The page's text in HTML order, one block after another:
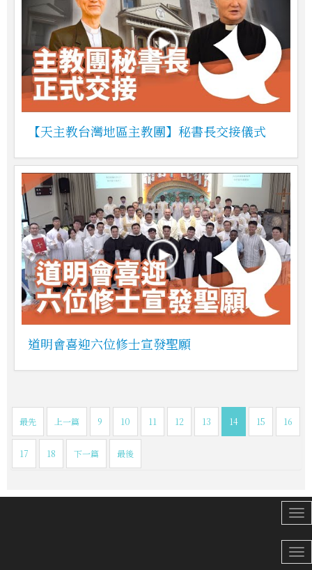
【天主教台灣地區主教團】秘書長交接儀式
道明會喜迎六位修士宣發聖願
最先 上一篇 9 10 11 12 13 14 15 16
17 18 下一篇 最後